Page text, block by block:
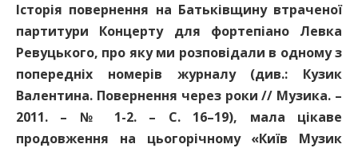
Історія повернення на Батьківщину втраченої
партитури Концерту для фортепіано Левка
Ревуцького, про яку ми розповідали в одному з
попередніх номерів журналу (див.: Кузик
Валентина. Повернення через роки // Музика. –
2011. – № 1-2. – С. 16–19), мала цікаве
продовження на цьогорічному «Київ Музик